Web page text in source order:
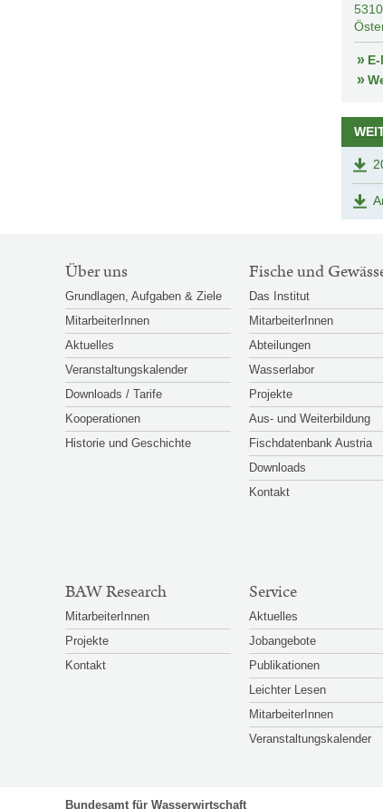
5310
SITEMAP-
NAVIGATION
Über uns
Grundlagen, Aufgaben & Ziele
MitarbeiterInnen
Aktuelles
Veranstaltungskalender
Downloads / Tarife
Kooperationen
Historie und Geschichte
Fische und
Das Institut
MitarbeiterInnen
Abteilungen
Wasserlabor
Projekte
Aus- und Weiterbildung
Fischdatenbank Austria
Downloads
Kontakt
BAW Research
MitarbeiterInnen
Projekte
Kontakt
Service
Aktuelles
Jobangebote
Publikationen
Leichter Lesen
MitarbeiterInnen
Veranstaltungskalender
Bundesamt für Wasserwirtschaft